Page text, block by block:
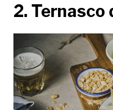
2. Ternasco